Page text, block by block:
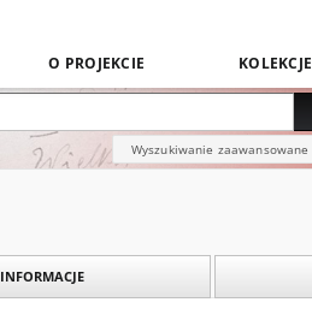
O PROJEKCIE KOLEKCJE
Wyszukiwanie zaawansowane
INFORMACJE